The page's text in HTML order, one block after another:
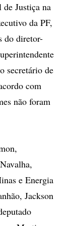
Justiça na
da PF,
do diretor-
secretário de
com
não foram
e Energia
Jackson